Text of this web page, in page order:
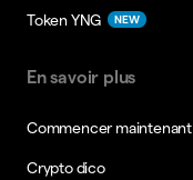
Token YNG NEW
En savoir plus
Commencer maintenant
Crypto dico